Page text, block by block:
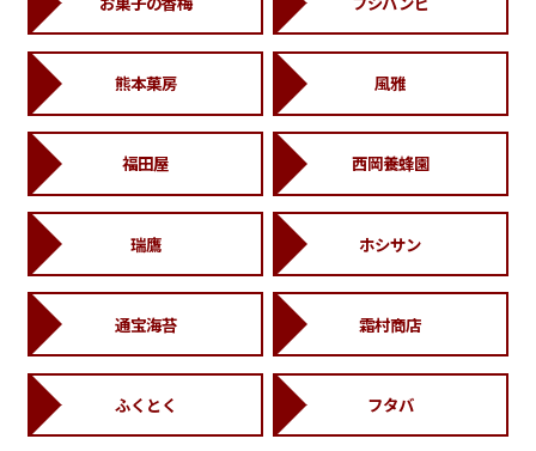
熊本菓房 風雅
福田屋 西岡養蜂園
瑞鷹 ホシサン
通宝海苔 霜村商店
ふくとく フタバ